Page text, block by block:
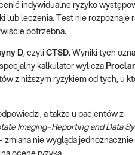
indywidualne ryzyko
lub leczenia. Test nie rozpoznaje
potrzebna.
D, czyli CTSD. Wyniki tych
kalkulator wylicza
z niższym ryzykiem od tych, u
a także u pacjentów z
Imaging–Reporting and Data
nie wygląda jednoznacznie